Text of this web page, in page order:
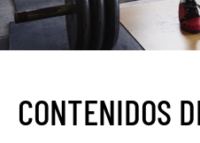
CONTENIDOS